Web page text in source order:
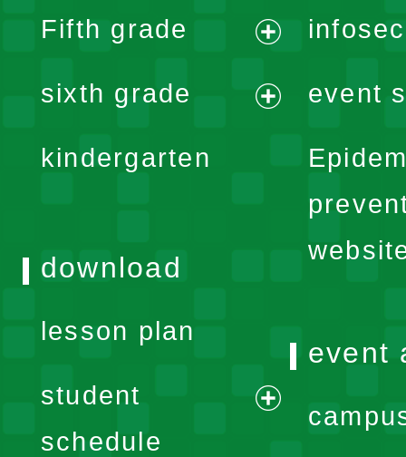
menu
Fifth grade
menu
sixth grade
kindergarten
event
download
lesson plan
student
schedule
expand
event